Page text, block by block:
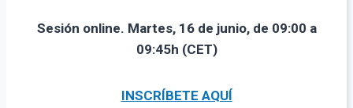
Sesión online. Martes, 16 de junio, de 09:00 a
09:45h (CET)
INSCRÍBETE AQUÍ